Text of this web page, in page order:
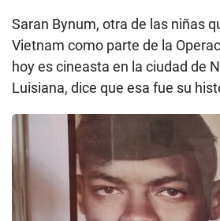
Saran Bynum, otra de las niñas
Vietnam como parte de la
hoy es cineasta en la ciudad de
Luisiana, dice que esa fue su